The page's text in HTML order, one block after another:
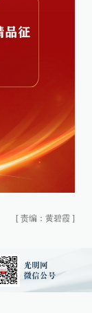
[ 责编：黄碧霞 ]